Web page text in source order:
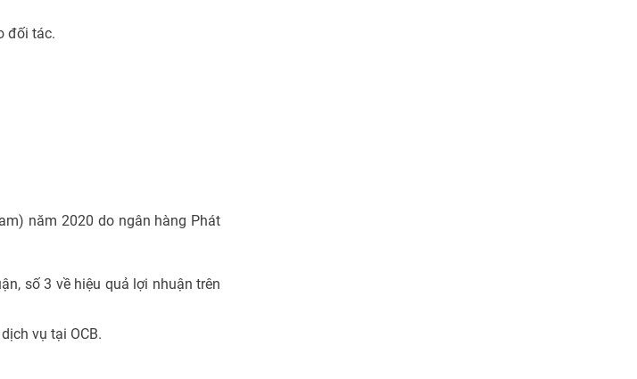
đối tác.
năm 2020 do ngân hàng Phát
số 3 về hiệu quả lợi nhuận trên
vụ tại OCB.